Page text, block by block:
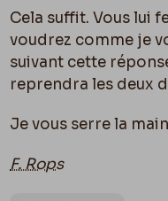
Cela suffit. Vous lui
voudrez comme je
suivant cette
reprendra les deux
Je vous serre la main
F. Rops